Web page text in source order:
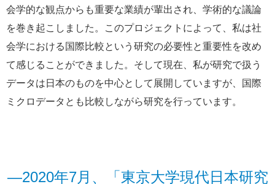
会学的な観点からも重要な業績が輩出され、学術的な議論
を巻き起こしました。このプロジェクトによって、私は社
会学における国際比較という研究の必要性と重要性を改め
て感じることができました。そして現在、私が研究で扱う
データは日本のものを中心として展開していますが、国際
ミクロデータとも比較しながら研究を行っています。
―2020年7月、「東京大学現代日本研究